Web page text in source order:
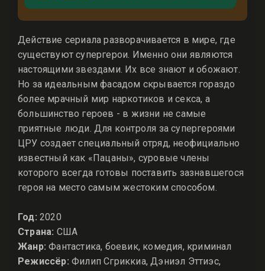
Действие сериала разворачивается в мире, где
существуют супергерои. Именно они являются
настоящими звездами. Их все знают и обожают.
Но за идеальным фасадом скрывается гораздо
более мрачный мир наркотиков и секса, а
большинство героев - в жизни не самые
приятные люди. Для контроля за супергероями
ЦРУ создает специальный отряд, неофициально
известный как «Пацаны», суровые члены
которого всегда готовы поставить зазнавшегося
героя на место самым жестоким способом.
Год: 2020
Страна: США
Жанр: Фантастика, боевик, комедия, криминал
Режиссёр: Филип Сгриккиа, Дэниэл Эттиэс,